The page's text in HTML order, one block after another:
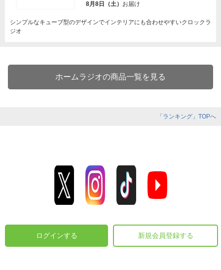
8月8日（土） お届け
シンプルなキューブ型のデザインでインテリアにも合わせやすいクロックラ
ジオ
ホームラジオの商品一覧を見る
「ランキング」TOPへ
ログインする 新規会員登録する